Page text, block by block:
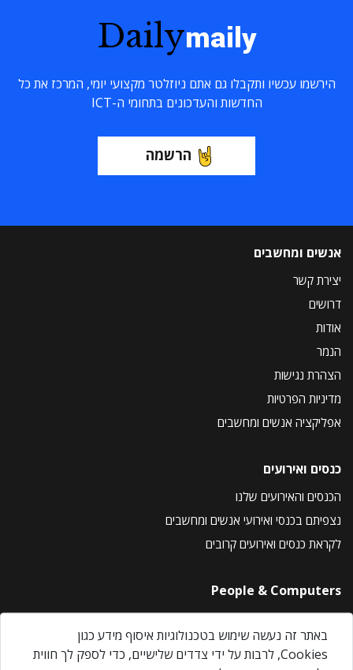
Dailymaily
הירשמו עכשיו ותקבלו גם אתם ניוזלטר מקצועי יומי, המרכז את כל
החדשות והעדכונים בתחומי ה-ICT
הרשמה
אנשים ומחשבים
יצירת קשר
דרושים
אודות
הנמר
הצהרת נגישות
מדיניות הפרטיות
אפליקציה אנשים ומחשבים
כנסים ואירועים
הכנסים והאירועים שלנו
נצפיתם בכנסי ואירועי אנשים ומחשבים
לקראת כנסים ואירועים קרובים
People & Computers
About Us
Privacy Policy
Contact Us
באתר זה נעשה שימוש בטכנולוגיות איסוף מידע כגון
Cookies, לרבות על ידי צדדים שלישיים, כדי לספק לך חווית